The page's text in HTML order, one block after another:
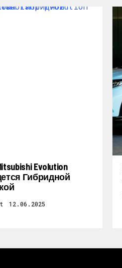
Evolution
Гибридной
12.06.2025